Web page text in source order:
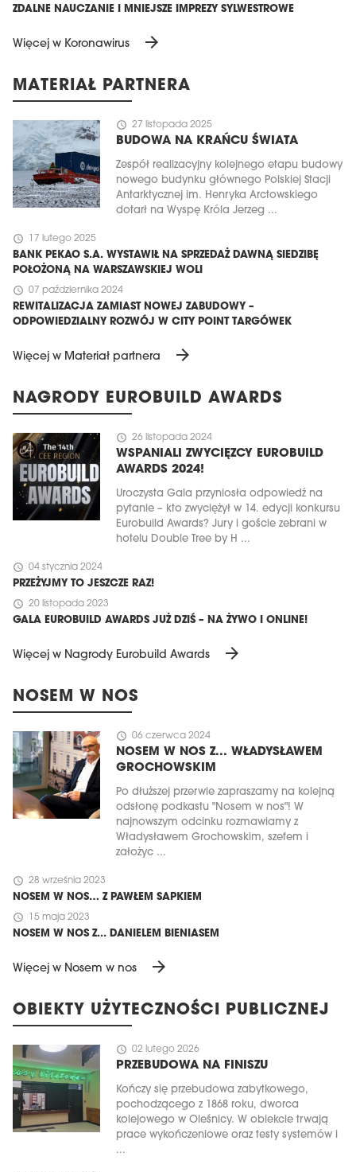
ZDALNE NAUCZANIE I MNIEJSZE IMPREZY SYLWESTROWE
Więcej w Koronawirus arrow_forward
MATERIAŁ PARTNERA
schedule 27 listopada 2025
BUDOWA NA KRAŃCU ŚWIATA
Zespół realizacyjny kolejnego etapu budowy
nowego budynku głównego Polskiej Stacji
Antarktycznej im. Henryka Arctowskiego
dotarł na Wyspę Króla Jerzeg ...
schedule 17 lutego 2025
BANK PEKAO S.A. WYSTAWIŁ NA SPRZEDAŻ DAWNĄ SIEDZIBĘ
POŁOŻONĄ NA WARSZAWSKIEJ WOLI
schedule 07 października 2024
REWITALIZACJA ZAMIAST NOWEJ ZABUDOWY –
ODPOWIEDZIALNY ROZWÓJ W CITY POINT TARGÓWEK
Więcej w Materiał partnera arrow_forward
NAGRODY EUROBUILD AWARDS
schedule 26 listopada 2024
WSPANIALI ZWYCIĘZCY EUROBUILD
AWARDS 2024!
Uroczysta Gala przyniosła odpowiedź na
pytanie – kto zwyciężył w 14. edycji konkursu
Eurobuild Awards? Jury i goście zebrani w
hotelu Double Tree by H ...
schedule 04 stycznia 2024
PRZEŻYJMY TO JESZCZE RAZ!
schedule 20 listopada 2023
GALA EUROBUILD AWARDS JUŻ DZIŚ – NA ŻYWO I ONLINE!
Więcej w Nagrody Eurobuild Awards arrow_forward
NOSEM W NOS
schedule 06 czerwca 2024
NOSEM W NOS Z... WŁADYSŁAWEM
GROCHOWSKIM
Po dłuższej przerwie zapraszamy na kolejną
odsłonę podkastu "Nosem w nos"! W
najnowszym odcinku rozmawiamy z
Władysławem Grochowskim, szefem i
założyc ...
schedule 28 września 2023
NOSEM W NOS… Z PAWŁEM SAPKIEM
schedule 15 maja 2023
NOSEM W NOS Z... DANIELEM BIENIASEM
Więcej w Nosem w nos arrow_forward
OBIEKTY UŻYTECZNOŚCI PUBLICZNEJ
schedule 02 lutego 2026
PRZEBUDOWA NA FINISZU
Kończy się przebudowa zabytkowego,
pochodzącego z 1868 roku, dworca
kolejowego w Oleśnicy. W obiekcie trwają
prace wykończeniowe oraz testy systemów i
...